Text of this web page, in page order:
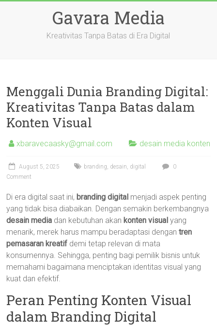
Gavara Media
Kreativitas Tanpa Batas di Era Digital
Menggali Dunia Branding Digital:
Kreativitas Tanpa Batas dalam
Konten Visual
xbaravecaasky@gmail.com desain media konten
August 5, 2025 branding, desain, digital
0
Comment
Di era digital saat ini, branding digital menjadi aspek penting
yang tidak bisa diabaikan. Dengan semakin berkembangnya
desain media dan kebutuhan akan konten visual yang
menarik, merek harus mampu beradaptasi dengantren
pemasaran kreatif demi tetap relevan di mata
konsumennya. Sehingga, penting bagi pemilik bisnis untuk
memahami bagaimana menciptakan identitas visual yang
kuat dan efektif.
Peran Penting Konten Visual
dalam Branding Digital